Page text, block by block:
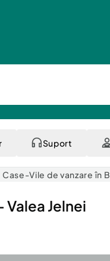
Suport
Case-Vile de vanzare în
Valea Jelnei